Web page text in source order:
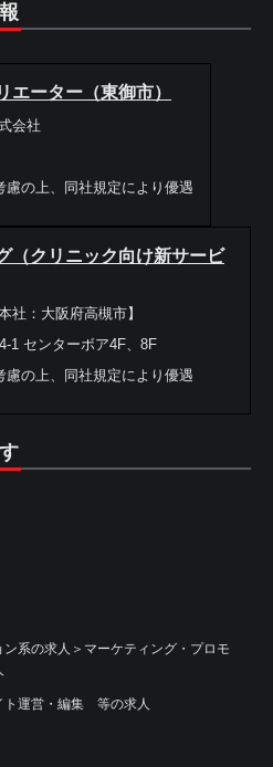
エーター（東御市）
会社
の上、同社規定により優遇
（クリニック向け新サービ
社：大阪府高槻市】
1 センターボア4F、8F
の上、同社規定により優遇
系の求人 ＞ マーケティング・プロモ
ト運営・編集 等の求人